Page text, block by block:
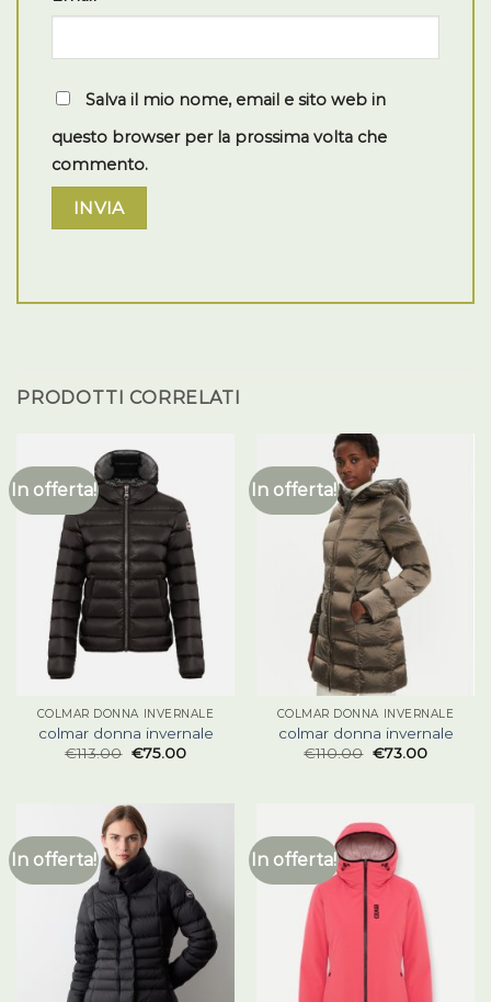
Salva il mio nome, email e sito web in
questo browser per la prossima volta che
commento.
PRODOTTI CORRELATI
In offerta!
COLMAR DONNA INVERNALE
colmar donna invernale
€113.00 €75.00
In offerta!
COLMAR DONNA INVERNALE
colmar donna invernale
€110.00 €73.00
In offerta! In offerta!